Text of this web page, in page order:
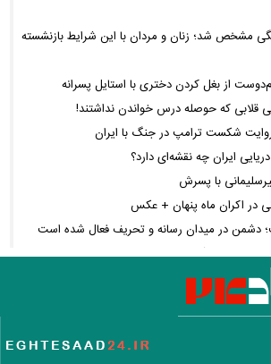
مشخص شد؛ زنان و مردان با این شرایط بازنشسته
از بغل کردن دختری با استایل پسرانه
قلابی که حوصله درس خواندن نداشتند!
روایت شکست ترامپ در جنگ با ایران
ایران چه نقشه‌ای دارد؟
با پسرش
در اکران ماه پنهان + عکس
دشمن در میدان رسانه و تحریف فعال شده است
می‌آورد؟ شکاف ۱۵.۲ درصدی دهک‌ها
شمال تهران در دوران قاجار
به دنبال امن‌ترین پناهگاه سرمایه‌اند
هم‌وزن به بازدهی ۶۱ درصدی رسید